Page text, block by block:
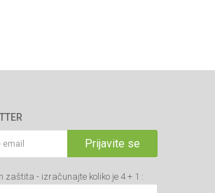
Prijavite se
zaštita - izračunajte koliko je 4 + 1 :